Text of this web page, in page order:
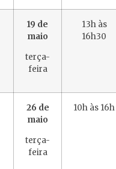
19 de
maio
terça-
feira
13h às
16h30
26 de
maio
terça-
feira
10h às 16h